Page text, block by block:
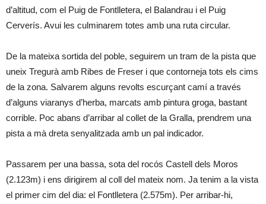
d’altitud, com el Puig de Fontlletera, el Balandrau i el Puig
Cerverís. Avui les culminarem totes amb una ruta circular.
De la mateixa sortida del poble, seguirem un tram de la pista que
uneix Tregurà amb Ribes de Freser i que contorneja tots els cims
de la zona. Salvarem alguns revolts escurçant camí a través
d’alguns viaranys d’herba, marcats amb pintura groga, bastant
corrible. Poc abans d’arribar al collet de la Gralla, prendrem una
pista a mà dreta senyalitzada amb un pal indicador.
Passarem per una bassa, sota del rocós Castell dels Moros
(2.123m) i ens dirigirem al coll del mateix nom. Ja tenim a la vista
el primer cim del dia: el Fontlletera (2.575m). Per arribar-hi,